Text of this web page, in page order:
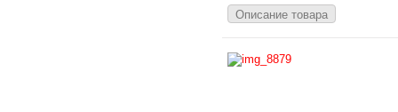
Описание товара